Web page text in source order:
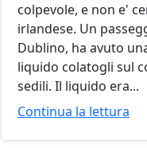
colpevole, e non e'
irlandese. Un
Dublino, ha avuto
liquido colatogli sul
sedili. Il liquido era...
Continua la lettura